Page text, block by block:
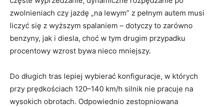
zwolnieniach czy jazdę „na lewym” z pełnym autem musi
liczyć się z wyższym spalaniem – dotyczy to zarówno
benzyny, jak i diesla, choć w tym drugim przypadku
procentowy wzrost bywa nieco mniejszy.
Do długich tras lepiej wybierać konfiguracje, w których
przy prędkościach 120–140 km/h silnik nie pracuje na
wysokich obrotach. Odpowiednio zestopniowana